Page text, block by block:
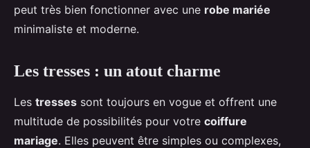
peut très bien fonctionner avec une robe mariée
minimaliste et moderne.
Les tresses : un atout charme
Les tresses sont toujours en vogue et offrent une
multitude de possibilités pour votre coiffure
mariage. Elles peuvent être simples ou complexes,